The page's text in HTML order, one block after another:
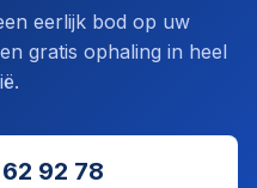
eerlijk bod op uw
gratis ophaling in heel
92 78